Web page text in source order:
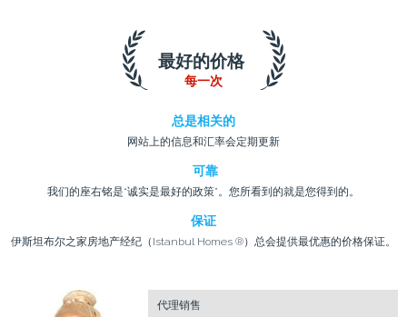
每一次
最好的价格
总是相关的
网站上的信息和汇率会定期更新
可靠
我们的座右铭是“诚实是最好的政策”。您所看到的就是您得到的。
保证
伊斯坦布尔之家房地产经纪（Istanbul Homes ®）总会提供最优惠的价格保证。
代理销售